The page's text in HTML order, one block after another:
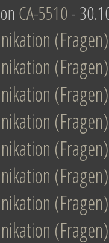
CA-5510-
(Fragen)
(Fragen)
(Fragen)
(Fragen)
(Fragen)
(Fragen)
(Fragen)
(Fragen)